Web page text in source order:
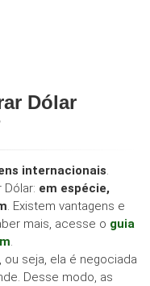
Dólar
internacionais
Dólar: em espécie,
. Existem vantagens e
mais, acesse o guia
ou seja, ela é negociada
Desse modo, as